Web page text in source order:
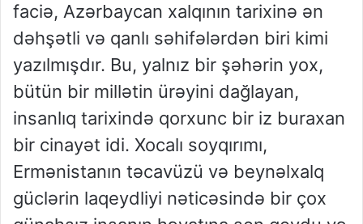
faciə, Azərbaycan xalqının tarixinə ən
dəhşətli və qanlı səhifələrdən biri kimi
yazılmışdır. Bu, yalnız bir şəhərin yox,
bütün bir millətin ürəyini dağlayan,
insanlıq tarixində qorxunc bir iz buraxan
bir cinayət idi. Xocalı soyqırımı,
Ermənistanın təcavüzü və beynəlxalq
güclərin laqeydliyi nəticəsində bir çox